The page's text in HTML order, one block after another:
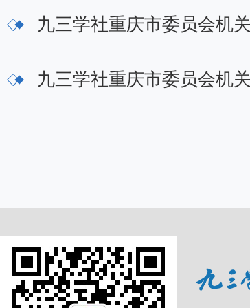
九三学社重庆市委员会机
九三学社重庆市委员会机